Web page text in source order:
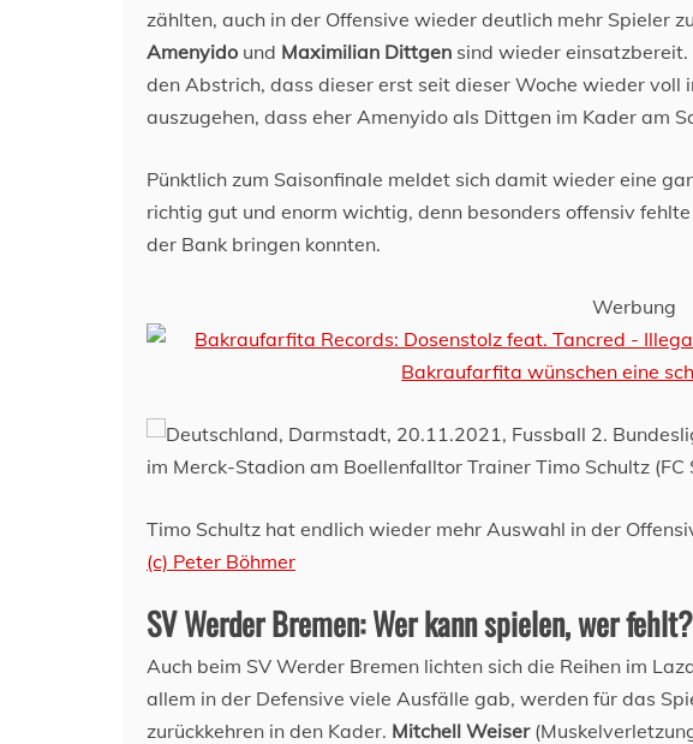
zählten, auch in der Offensive wieder deutlich mehr Spieler
Amenyido und Maximilian Dittgen sind wieder
den Abstrich, dass dieser erst seit dieser Woche wieder voll
auszugehen, dass eher Amenyido als Dittgen im Kader am
Pünktlich zum Saisonfinale meldet sich damit wieder eine
richtig gut und enorm wichtig, denn besonders offensiv
der Bank bringen konnten.
Werbung
Timo Schultz hat endlich wieder mehr Auswahl in der
(c) Peter Böhmer
SV Werder Bremen: Wer kann spielen, wer fehlt?
Auch beim SV Werder Bremen lichten sich die Reihen im
allem in der Defensive viele Ausfälle gab, werden für das
zurückkehren in den Kader. Mitchell Weiser